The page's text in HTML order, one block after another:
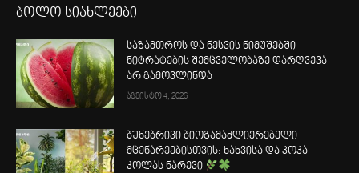
ბოლო სიახლეები
საზამთროს და ნესვის ნიმუშებში
ნიტრატების შემცველობაზე დარღვევა
არ გამოვლინდა
აგვისტო 4, 2026
ბუნებრივი ბიოგამაძლიერებელი
მცენარეებისთვის: ხახვისა და კოკა-
კოლას ნარევი